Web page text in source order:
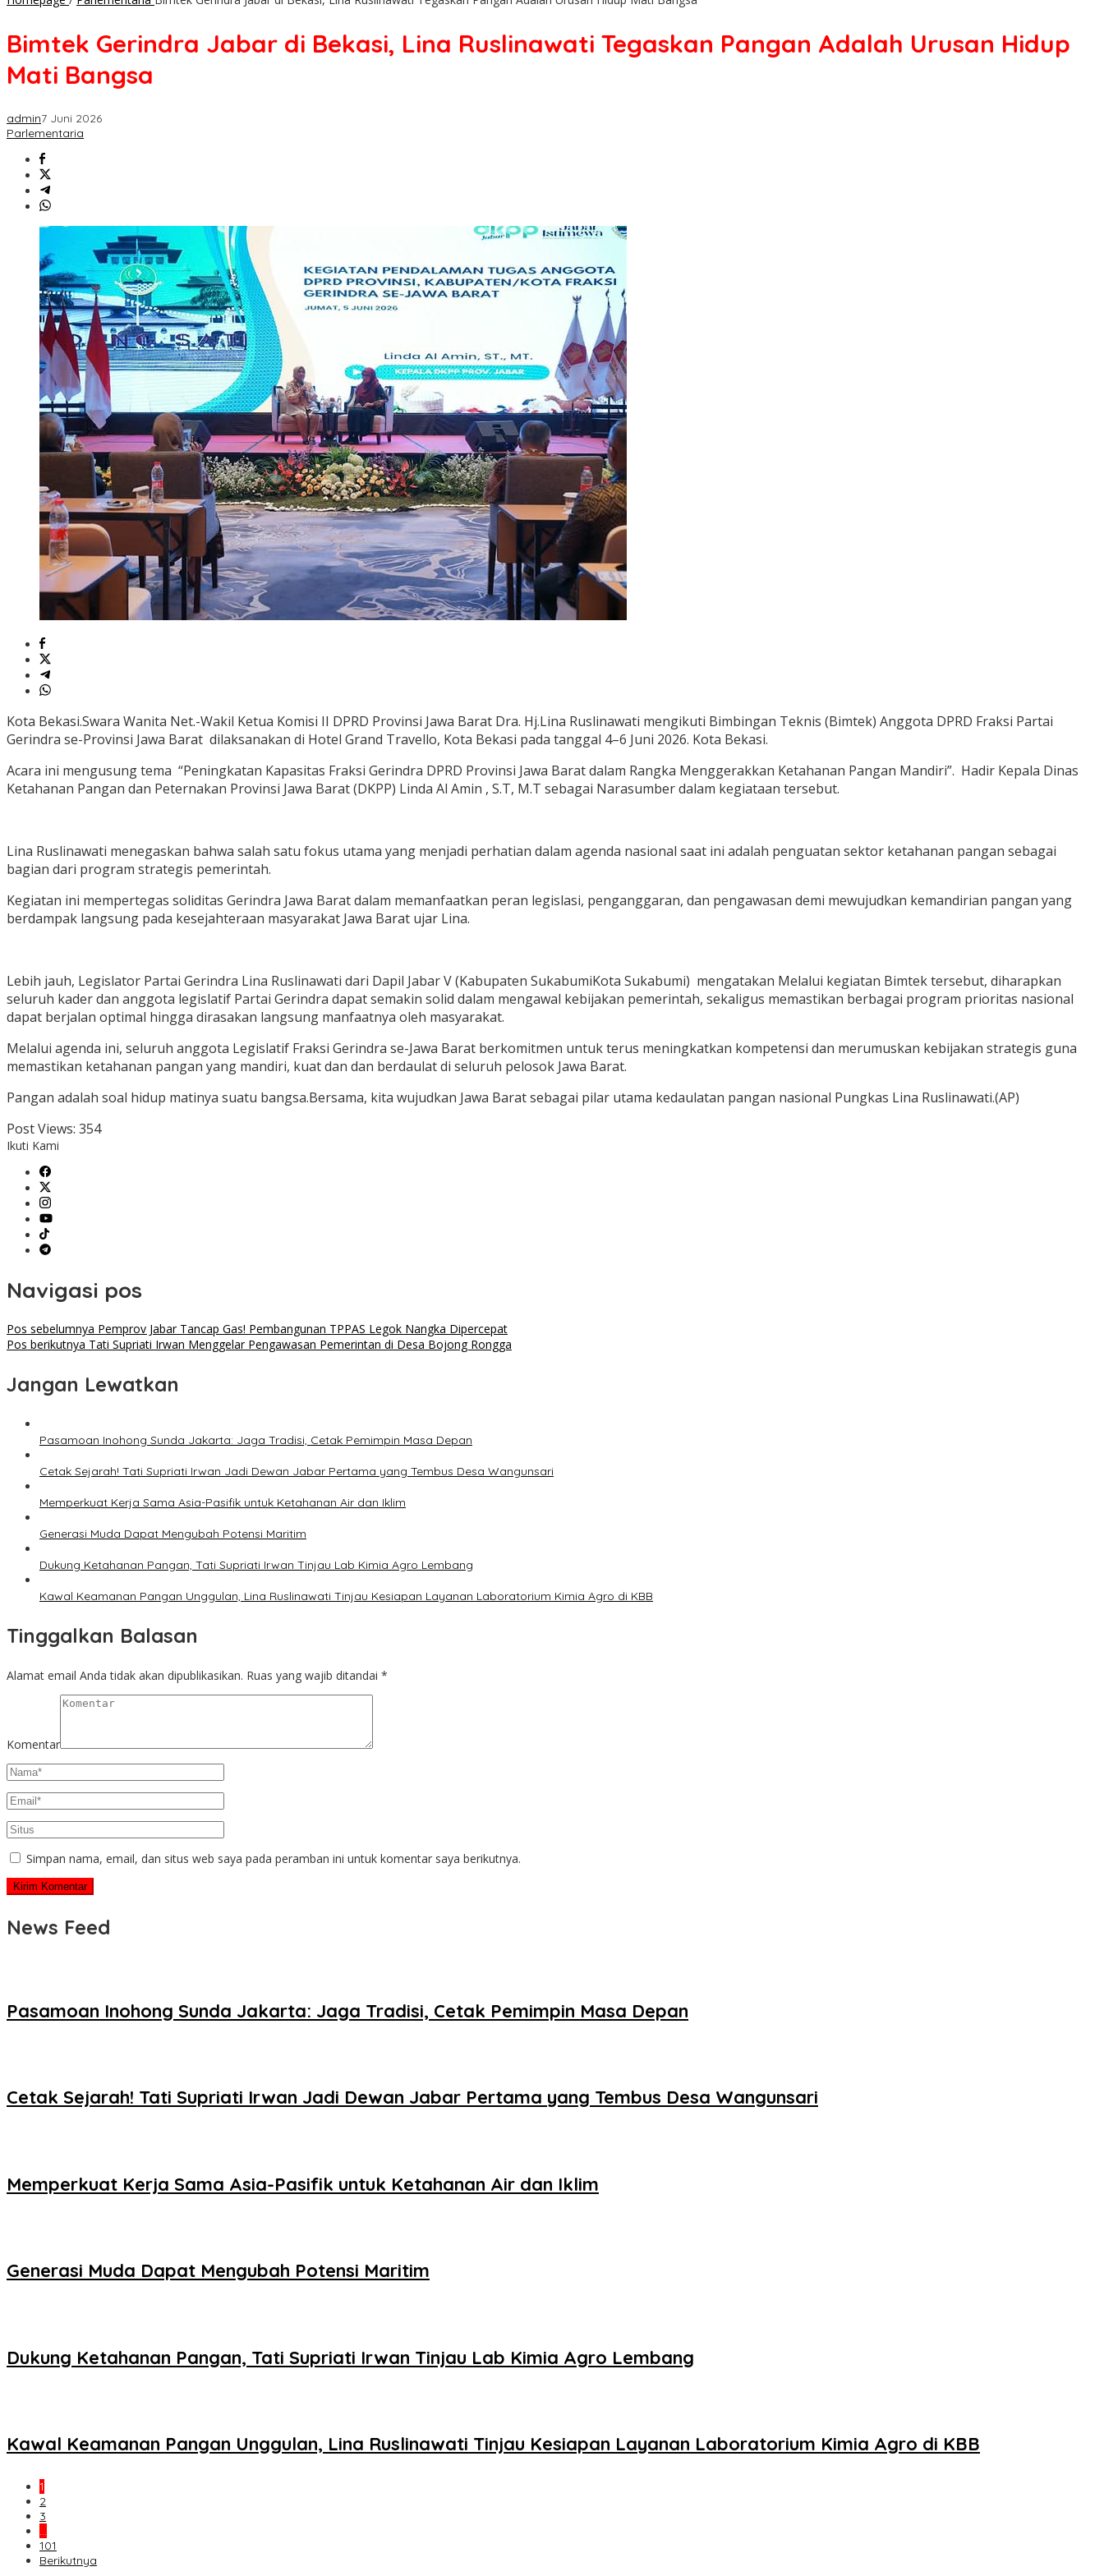
Bimtek Gerindra Jabar di Bekasi, Lina Ruslinawati Tegaskan Pangan Adalah Urusan Hidup
Mati Bangsa
admin7 Juni 2026
Parlementaria
Kota Bekasi.Swara Wanita Net.-Wakil Ketua Komisi II DPRD Provinsi Jawa Barat Dra. Hj.Lina Ruslinawati mengikuti Bimbingan Teknis (Bimtek) Anggota DPRD Fraksi Partai
Gerindra se-Provinsi Jawa Barat dilaksanakan di Hotel Grand Travello, Kota Bekasi pada tanggal 4–6 Juni 2026. Kota Bekasi.
Acara ini mengusung tema “Peningkatan Kapasitas Fraksi Gerindra DPRD Provinsi Jawa Barat dalam Rangka Menggerakkan Ketahanan Pangan Mandiri”. Hadir Kepala Dinas
Ketahanan Pangan dan Peternakan Provinsi Jawa Barat (DKPP) Linda Al Amin , S.T, M.T sebagai Narasumber dalam kegiataan tersebut.
Lina Ruslinawati menegaskan bahwa salah satu fokus utama yang menjadi perhatian dalam agenda nasional saat ini adalah penguatan sektor ketahanan pangan sebagai
bagian dari program strategis pemerintah.
Kegiatan ini mempertegas soliditas Gerindra Jawa Barat dalam memanfaatkan peran legislasi, penganggaran, dan pengawasan demi mewujudkan kemandirian pangan yang
berdampak langsung pada kesejahteraan masyarakat Jawa Barat ujar Lina.
Lebih jauh, Legislator Partai Gerindra Lina Ruslinawati dari Dapil Jabar V (Kabupaten SukabumiKota Sukabumi) mengatakan Melalui kegiatan Bimtek tersebut, diharapkan
seluruh kader dan anggota legislatif Partai Gerindra dapat semakin solid dalam mengawal kebijakan pemerintah, sekaligus memastikan berbagai program prioritas nasional
dapat berjalan optimal hingga dirasakan langsung manfaatnya oleh masyarakat.
Melalui agenda ini, seluruh anggota Legislatif Fraksi Gerindra se-Jawa Barat berkomitmen untuk terus meningkatkan kompetensi dan merumuskan kebijakan strategis guna
memastikan ketahanan pangan yang mandiri, kuat dan dan berdaulat di seluruh pelosok Jawa Barat.
Pangan adalah soal hidup matinya suatu bangsa.Bersama, kita wujudkan Jawa Barat sebagai pilar utama kedaulatan pangan nasional Pungkas Lina Ruslinawati.(AP)
Post Views: 354
Ikuti Kami
Navigasi pos
Pos sebelumnya Pemprov Jabar Tancap Gas! Pembangunan TPPAS Legok Nangka Dipercepat
Pos berikutnya Tati Supriati Irwan Menggelar Pengawasan Pemerintan di Desa Bojong Rongga
Jangan Lewatkan
Pasamoan Inohong Sunda Jakarta: Jaga Tradisi, Cetak Pemimpin Masa Depan
Cetak Sejarah! Tati Supriati Irwan Jadi Dewan Jabar Pertama yang Tembus Desa Wangunsari
Memperkuat Kerja Sama Asia-Pasifik untuk Ketahanan Air dan Iklim
Generasi Muda Dapat Mengubah Potensi Maritim
Dukung Ketahanan Pangan, Tati Supriati Irwan Tinjau Lab Kimia Agro Lembang
Kawal Keamanan Pangan Unggulan, Lina Ruslinawati Tinjau Kesiapan Layanan Laboratorium Kimia Agro di KBB
Tinggalkan Balasan
Alamat email Anda tidak akan dipublikasikan. Ruas yang wajib ditandai *
Komentar
Simpan nama, email, dan situs web saya pada peramban ini untuk komentar saya berikutnya.
News Feed
Pasamoan Inohong Sunda Jakarta: Jaga Tradisi, Cetak Pemimpin Masa Depan
Cetak Sejarah! Tati Supriati Irwan Jadi Dewan Jabar Pertama yang Tembus Desa Wangunsari
Memperkuat Kerja Sama Asia-Pasifik untuk Ketahanan Air dan Iklim
Generasi Muda Dapat Mengubah Potensi Maritim
Dukung Ketahanan Pangan, Tati Supriati Irwan Tinjau Lab Kimia Agro Lembang
Kawal Keamanan Pangan Unggulan, Lina Ruslinawati Tinjau Kesiapan Layanan Laboratorium Kimia Agro di KBB
1
2
3
…
101
Berikutnya